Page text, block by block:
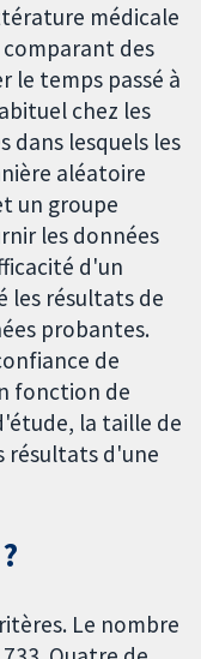
médicale
comparant des
le temps passé à
chez les
dans lesquels les
aléatoire
un groupe
les données
d'un
les résultats de
probantes.
de
fonction de
la taille de
résultats d'une
Le nombre